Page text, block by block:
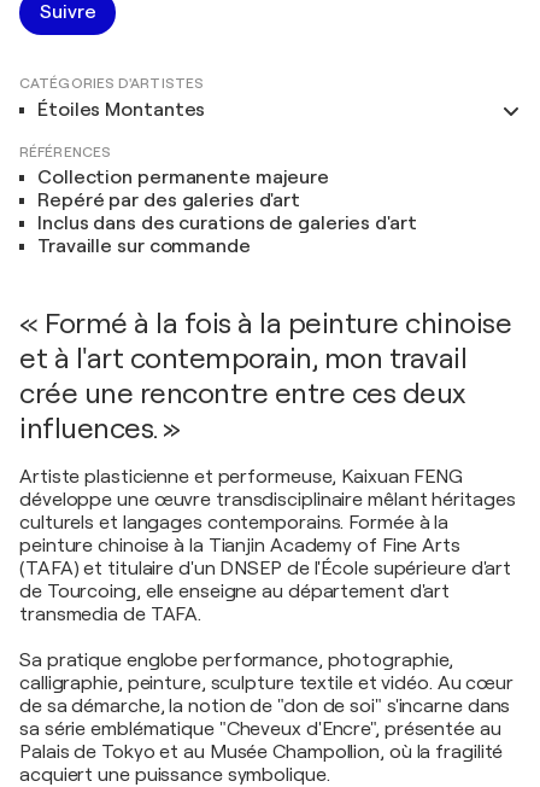
Suivre
CATÉGORIES D'ARTISTES
Étoiles Montantes
RÉFÉRENCES
Collection permanente majeure
Repéré par des galeries d'art
Inclus dans des curations de galeries d'art
Travaille sur commande
« Formé à la fois à la peinture chinoise
et à l'art contemporain, mon travail
crée une rencontre entre ces deux
influences. »
Artiste plasticienne et performeuse, Kaixuan FENG
développe une œuvre transdisciplinaire mêlant héritages
culturels et langages contemporains. Formée à la
peinture chinoise à la Tianjin Academy of Fine Arts
(TAFA) et titulaire d'un DNSEP de l'École supérieure d'art
de Tourcoing, elle enseigne au département d'art
transmedia de TAFA.
Sa pratique englobe performance, photographie,
calligraphie, peinture, sculpture textile et vidéo. Au cœur
de sa démarche, la notion de "don de soi" s'incarne dans
sa série emblématique "Cheveux d'Encre", présentée au
Palais de Tokyo et au Musée Champollion, où la fragilité
acquiert une puissance symbolique.